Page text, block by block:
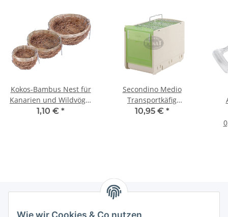
Kokos-Bambus Nest für
Kanarien und Wildvögel
8cm
1,10 € *
Secondino Medio
Transportkäfig
cm20x11x14h
10,95 € *